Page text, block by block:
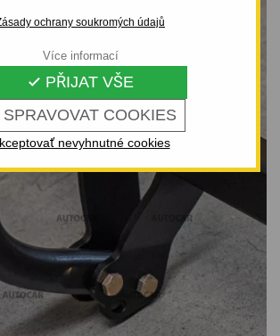
ochrany soukromých údajů
SPRAVOVAT COOKIES
 PŘIJAT VŠE
nevyhnutné cookies
Více informací